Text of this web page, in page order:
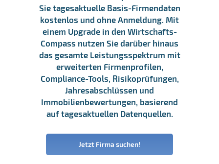
Sie tagesaktuelle Basis-Firmendaten
kostenlos und ohne Anmeldung. Mit
einem Upgrade in den Wirtschafts-
Compass nutzen Sie darüber hinaus
das gesamte Leistungsspektrum mit
erweiterten Firmenprofilen,
Compliance-Tools, Risikoprüfungen,
Jahresabschlüssen und
Immobilienbewertungen, basierend
auf tagesaktuellen Datenquellen.
Jetzt Firma suchen!